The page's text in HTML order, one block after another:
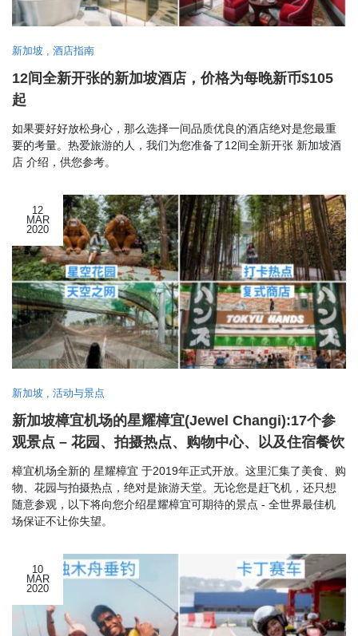
新加坡 酒店指南
12间全新开张的新加坡酒店，价格为每晚新币$105
起
如果要好好放松身心，那么选择一间品质优良的酒店绝对是您最重
要的考量。热爱旅游的人，我们为您准备了12间全新开张 新加坡酒
店 介绍，供您参考。
12
MAR
2020
新加坡 , 活动与景点
新加坡樟宜机场的星耀樟宜(Jewel Changi):17个参
观景点 – 花园、拍摄热点、购物中心、以及住宿餐饮
樟宜机场全新的 星耀樟宜 于2019年正式开放。这里汇集了美食、购
物、花园与拍摄热点，绝对是旅游天堂。无论您是赶飞机，还只想
随意参观，以下将向您介绍星耀樟宜可期待的景点 - 全世界最佳机
场保证不让你失望。
10
MAR
2020